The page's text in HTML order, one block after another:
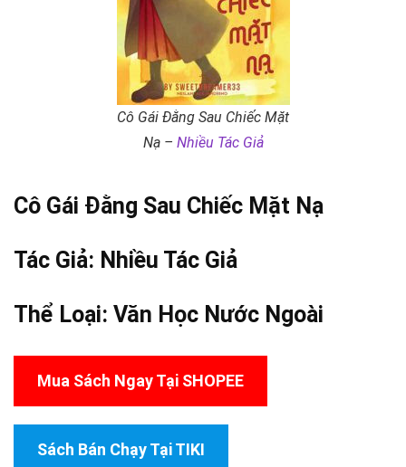
Cô Gái Đằng Sau Chiếc Mặt
Nạ – Nhiều Tác Giả
Cô Gái Đằng Sau Chiếc Mặt Nạ
Tác Giả: Nhiều Tác Giả
Thể Loại: Văn Học Nước Ngoài
Mua Sách Ngay Tại SHOPEE
Sách Bán Chạy Tại TIKI